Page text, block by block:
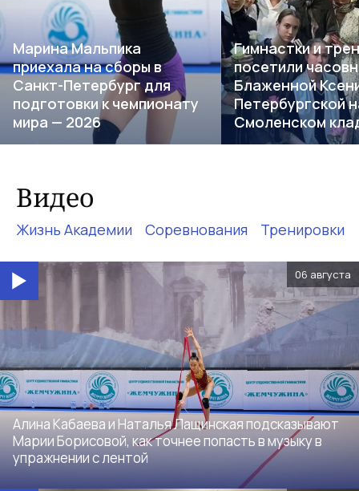
Марина Мальпика
приехала на сборы в
Санкт-Петербург для
подготовки к чемпионату
мира — 2026
Гимнастки и
посетили
Блаженной
Петербургской
Смоленском
Видео
Жизнь Академии Соревнования Тренировки
06 августа
Алина Кабаева и Наталья Лащинская подсказывают
Марии Борисовой, как точнее попасть в музыку в
упражнении с лентой